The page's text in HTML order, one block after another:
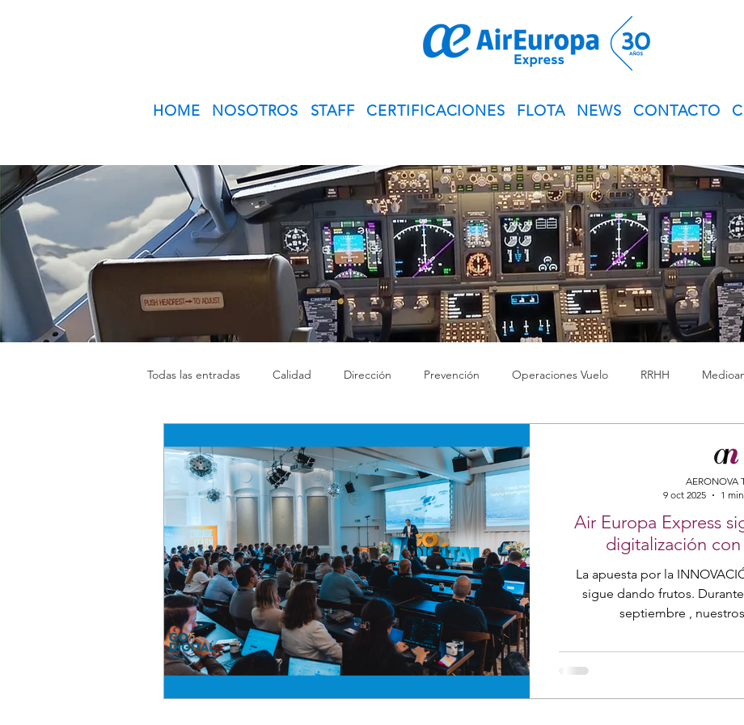
HOME NOSOTROS STAFF CERTIFICACIONES FLOTA NEWS CONTACTO
Todas las entradas Calidad Dirección Prevención Operaciones Vuelo RRHH
ITAerea Aniversario Training LinkedIn Hinfact
Air Europa Express
digitalización
La apuesta por la INNOVACIÓN y la mejora
sigue dando frutos.
septiembre ,
AERONOVA
9 oct 2025
1